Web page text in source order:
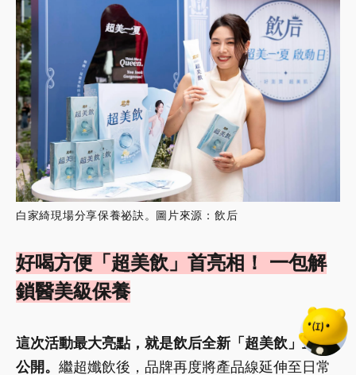
白家綺現場分享保養祕訣。圖片來源：飲后
好喝方便「超美飲」首亮相！ 一包解
鎖醫美級保養
這次活動最大亮點，就是飲后全新「超美飲」正式
公開。 繼超孅飲後，品牌再度將產品線延伸至日常